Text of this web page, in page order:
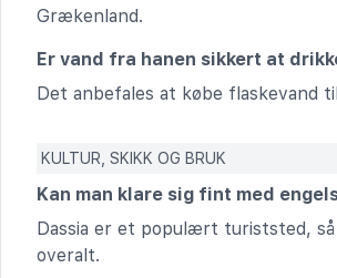
Grækenland.
Er vand fra hanen sikkert at
Det anbefales at købe flaskevand
KULTUR, SKIKK OG BRUK
Kan man klare sig fint med
Dassia er et populært turiststed, så
overalt.